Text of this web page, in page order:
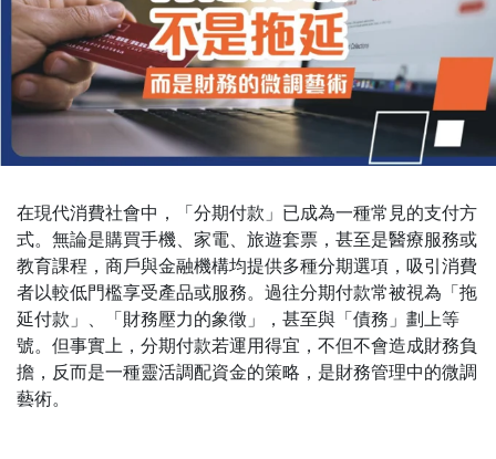
在現代消費社會中，「分期付款」已成為一種常見的支付方
式。無論是購買手機、家電、旅遊套票，甚至是醫療服務或
教育課程，商戶與金融機構均提供多種分期選項，吸引消費
者以較低門檻享受產品或服務。過往分期付款常被視為「拖
延付款」、「財務壓力的象徵」，甚至與「債務」劃上等
號。但事實上，分期付款若運用得宜，不但不會造成財務負
擔，反而是一種靈活調配資金的策略，是財務管理中的微調
藝術。